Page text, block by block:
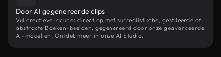
Door AI gegenereerde clips
Vul creatieve lacunes direct op met surrealistische, gestileerde of
abstracte Boeken-beelden, gegenereerd door onze geavanceerde
AI-modellen. Ontdek meer in onze AI Studio.